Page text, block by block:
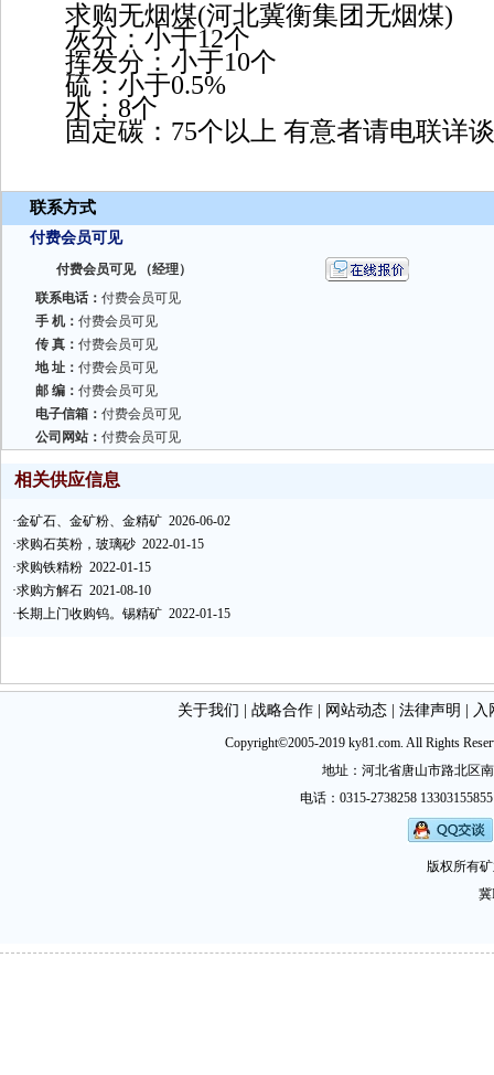
求购无烟煤(河北冀衡集团无烟煤)
灰分：小于12个
挥发分：小于10个
硫：小于0.5%
水：8个
固定碳：75个以上 有意者请电联详
联系方式
付费会员可见
付费会员可见 （经理）
联系电话： 付费会员可见
手 机： 付费会员可见
传 真： 付费会员可见
地 址： 付费会员可见
邮 编： 付费会员可见
电子信箱： 付费会员可见
公司网站： 付费会员可见
相关供应信息
·金矿石、金矿粉、金精矿 2026-06-02
·求购石英粉，玻璃砂 2022-01-15
·求购铁精粉 2022-01-15
·求购方解石 2021-08-10
·长期上门收购钨。锡精矿 2022-01-15
关于我们 战略合作| 网站动态| 法律声明 入
Copyright©2005-2019 ky81.com. All Rights
地址：河北省唐山市路北区
电话：0315-2738258
版权所有
冀